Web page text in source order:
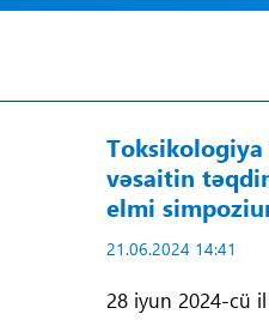
vəsaitin
elmi
21.06.2024 14:41
28 iyun 2024-cü